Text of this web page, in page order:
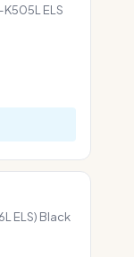
ELS
ELS) Black